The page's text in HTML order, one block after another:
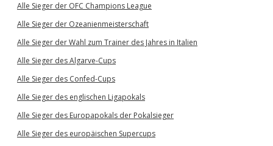
Alle Sieger der OFC Champions League
Alle Sieger der Ozeanienmeisterschaft
Alle Sieger der Wahl zum Trainer des Jahres in Italien
Alle Sieger des Algarve-Cups
Alle Sieger des Confed-Cups
Alle Sieger des englischen Ligapokals
Alle Sieger des Europapokals der Pokalsieger
Alle Sieger des europäischen Supercups